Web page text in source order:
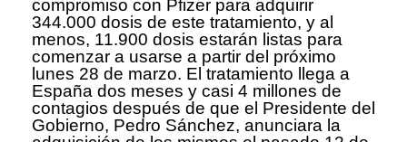
compromiso con Pfizer para adquirir
344.000 dosis de este tratamiento, y al
menos, 11.900 dosis estarán listas para
comenzar a usarse a partir del próximo
lunes 28 de marzo. El tratamiento llega a
España dos meses y casi 4 millones de
contagios después de que el Presidente del
Gobierno, Pedro Sánchez, anunciara la